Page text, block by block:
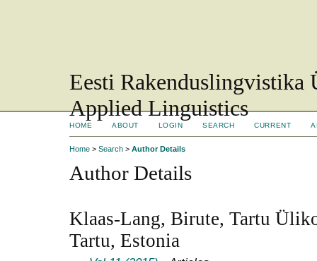
Eesti Rakenduslingvistika
Applied Linguistics
HOME ABOUT LOGIN SEARCH CURRENT
Home > Search > Author Details
Author Details
Klaas-Lang, Birute, Tartu
Tartu, Estonia